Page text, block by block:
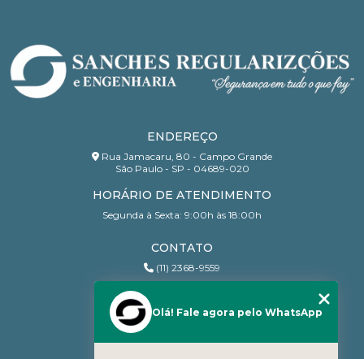
ENDEREÇO
Rua Jamacaru, 80 - Campo Grande
São Paulo - SP - 04689-020
HORÁRIO DE ATENDIMENTO
Segunda à Sexta: 9:00h às 18:00h
CONTATO
(11) 2368-9559
contato@sanchesri.com.br
Olá! Fale agora pelo WhatsApp